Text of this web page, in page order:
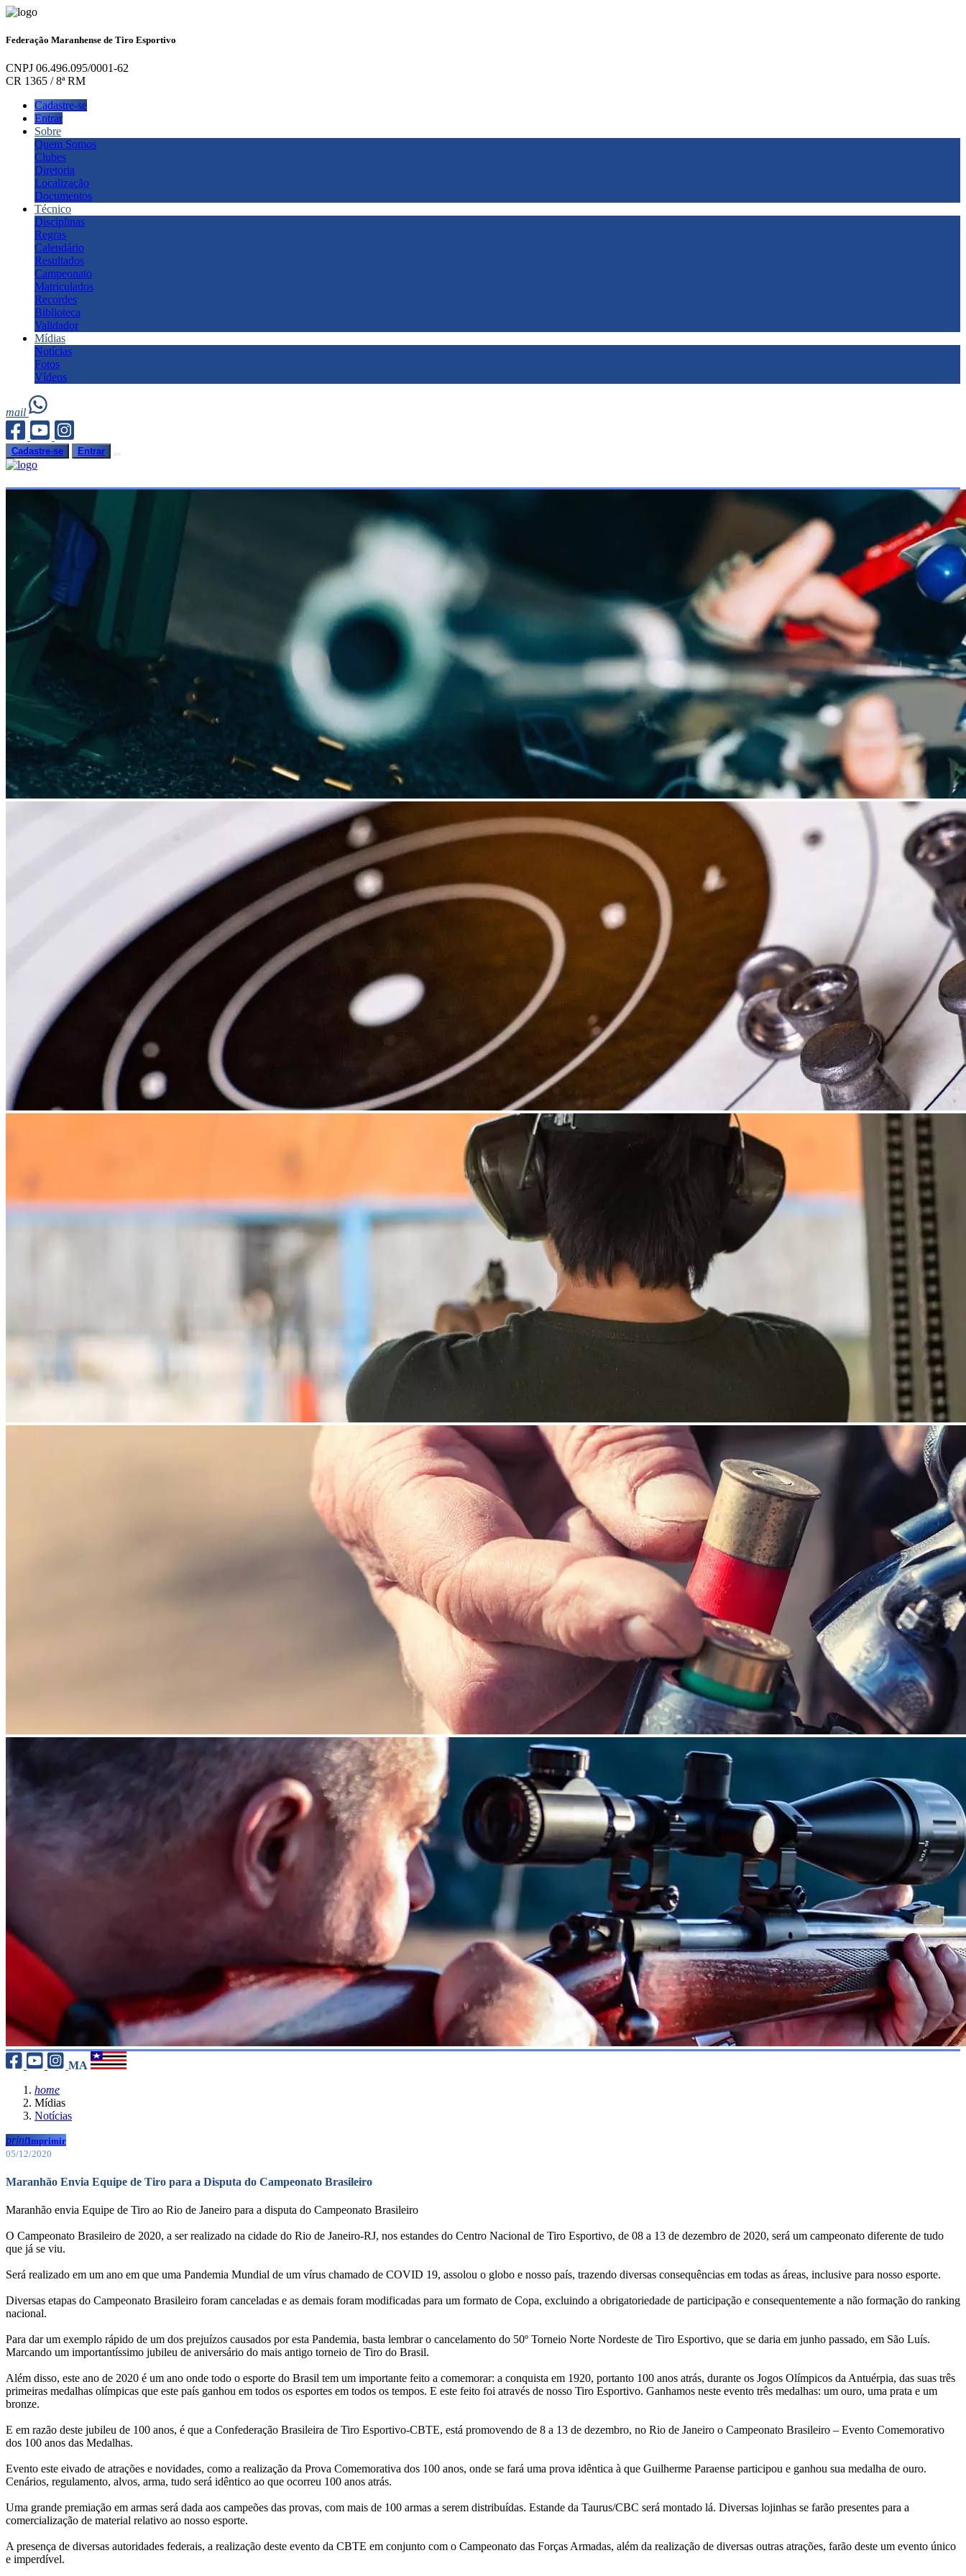
Federação Maranhense de Tiro Esportivo
CNPJ 06.496.095/0001-62
CR 1365 / 8ª RM
Cadastre-se
Entrar
Sobre
Quem Somos
Clubes
Diretoria
Localização
Documentos
Técnico
Disciplinas
Regras
Calendário
Resultados
Campeonato
Matriculados
Recordes
Biblioteca
Validador
Mídias
Notícias
Fotos
Vídeos
mail
Cadastre-se Entrar
MA
home
Mídias
Notícias
printImprimir
05/12/2020
Maranhão Envia Equipe de Tiro para a Disputa do Campeonato Brasileiro
Maranhão envia Equipe de Tiro ao Rio de Janeiro para a disputa do Campeonato Brasileiro
O Campeonato Brasileiro de 2020, a ser realizado na cidade do Rio de Janeiro-RJ, nos estandes do Centro Nacional de Tiro Esportivo, de 08 a 13 de dezembro de 2020, será um campeonato diferente de tudo
que já se viu.
Será realizado em um ano em que uma Pandemia Mundial de um vírus chamado de COVID 19, assolou o globo e nosso país, trazendo diversas consequências em todas as áreas, inclusive para nosso esporte.
Diversas etapas do Campeonato Brasileiro foram canceladas e as demais foram modificadas para um formato de Copa, excluindo a obrigatoriedade de participação e consequentemente a não formação do ranking
nacional.
Para dar um exemplo rápido de um dos prejuízos causados por esta Pandemia, basta lembrar o cancelamento do 50º Torneio Norte Nordeste de Tiro Esportivo, que se daria em junho passado, em São Luís.
Marcando um importantíssimo jubileu de aniversário do mais antigo torneio de Tiro do Brasil.
Além disso, este ano de 2020 é um ano onde todo o esporte do Brasil tem um importante feito a comemorar: a conquista em 1920, portanto 100 anos atrás, durante os Jogos Olímpicos da Antuérpia, das suas três
primeiras medalhas olímpicas que este país ganhou em todos os esportes em todos os tempos. E este feito foi através de nosso Tiro Esportivo. Ganhamos neste evento três medalhas: um ouro, uma prata e um
bronze.
E em razão deste jubileu de 100 anos, é que a Confederação Brasileira de Tiro Esportivo-CBTE, está promovendo de 8 a 13 de dezembro, no Rio de Janeiro o Campeonato Brasileiro – Evento Comemorativo
dos 100 anos das Medalhas.
Evento este eivado de atrações e novidades, como a realização da Prova Comemorativa dos 100 anos, onde se fará uma prova idêntica à que Guilherme Paraense participou e ganhou sua medalha de ouro.
Cenários, regulamento, alvos, arma, tudo será idêntico ao que ocorreu 100 anos atrás.
Uma grande premiação em armas será dada aos campeões das provas, com mais de 100 armas a serem distribuídas. Estande da Taurus/CBC será montado lá. Diversas lojinhas se farão presentes para a
comercialização de material relativo ao nosso esporte.
A presença de diversas autoridades federais, a realização deste evento da CBTE em conjunto com o Campeonato das Forças Armadas, além da realização de diversas outras atrações, farão deste um evento único
e imperdível.